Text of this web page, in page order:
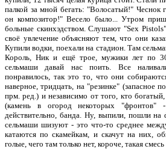
палкой за мной бегать: "Волосатый!" Чеснок
он композитор!" Весело было... Утром
больные скинхэдством. Слушают "Sex
своё увлечение объясняют тем, что они
Купили водки, поехали на стадион. Там
Король, Ник и ещё трое, мужики лет по
сельмаши давай нас поить. Все
понравилось, так это то, что они
наверное, тридцать, на "резинке" (запасное
прм. ред.) и независимо от того, кто
(камень в огород некоторых "фронтов" -
действительно, банда. Ну, выпили, пошли
сельмаши шизуют - это что-то среднее
катаются по скамейкам, и скачут на них,
голые, чего там только нет, короче, такая смесь